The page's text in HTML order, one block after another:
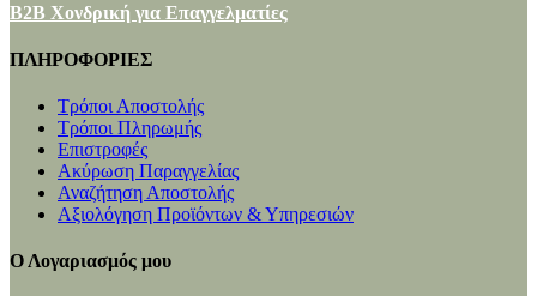
B2B Χονδρική για Επαγγελματίες
ΠΛΗΡΟΦΟΡΙΕΣ
Τρόποι Αποστολής
Τρόποι Πληρωμής
Επιστροφές
Ακύρωση Παραγγελίας
Αναζήτηση Αποστολής
Αξιολόγηση Προϊόντων & Υπηρεσιών
Ο Λογαριασμός μου